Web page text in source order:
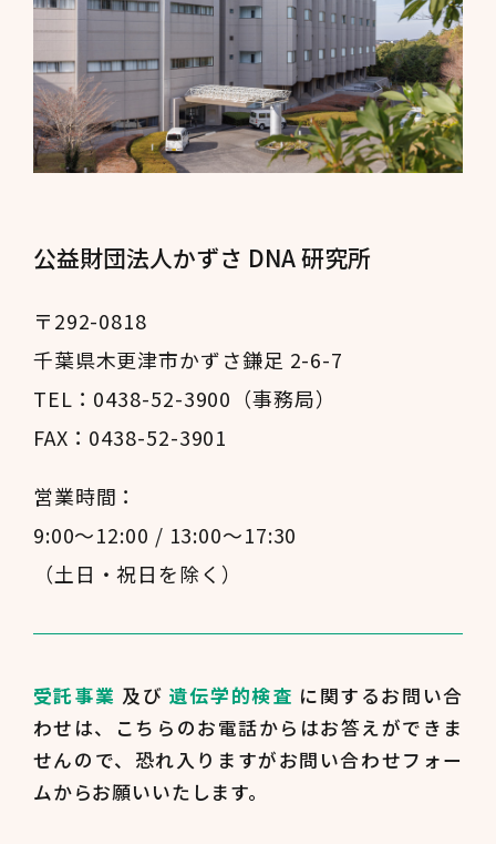
公益財団法人かずさ DNA 研究所
〒292-0818
千葉県木更津市かずさ鎌足 2-6-7
TEL：0438-52-3900（事務局）
FAX：0438-52-3901
営業時間：
9:00～12:00 / 13:00～17:30
（土日・祝日を除く）
受託事業 及び 遺伝学的検査 に関するお問い合
わせは、
こちらのお電話からはお答えができま
せんので、 恐れ入りますがお問い合わせフォー
ムからお願いいたします。